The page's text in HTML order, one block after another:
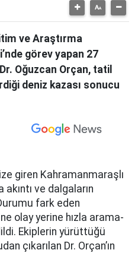
ve Araştırma
görev yapan 27
Oğuzcan Orçan, tatil
deniz kazası sonucu
giren Kahramanmaraşlı
ve dalgaların
fark eden
olay yerine hızla arama-
Ekiplerin yürüttüğü
çıkarılan Dr. Orçan’ın